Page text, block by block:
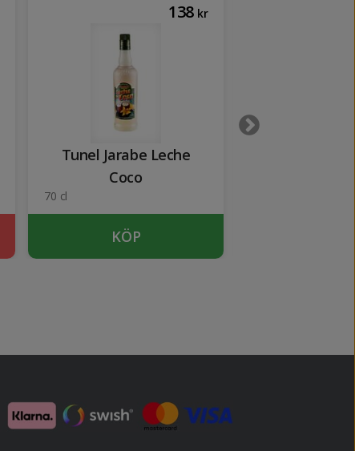
138 kr
Tunel Jarabe Leche
Coco
70 cl
KÖP